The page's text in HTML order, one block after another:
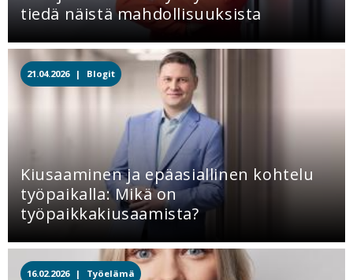
tiedä näistä mahdollisuuksista
21.04.2026 | Blogit
Kiusaaminen ja epäasiallinen kohtelu
työpaikalla: Mikä on
työpaikkakiusaamista?
16.02.2026 | Työelämä